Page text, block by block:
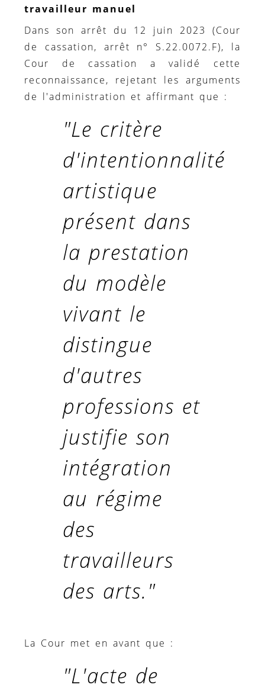
travailleur manuel
Dans son arrêt du 12 juin 2023 (Cour
de cassation, arrêt n° S.22.0072.F), la
Cour de cassation a validé cette
reconnaissance, rejetant les arguments
de l'administration et affirmant que :
"Le critère
d'intentionnalité
artistique
présent dans
la prestation
du modèle
vivant le
distingue
d'autres
professions et
justifie son
intégration
au régime
des
travailleurs
des arts."
La Cour met en avant que :
"L'acte de